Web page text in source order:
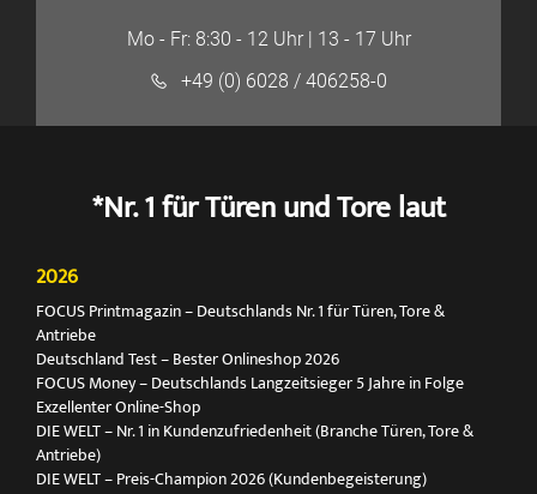
Mo - Fr: 8:30 - 12 Uhr | 13 - 17 Uhr
+49 (0) 6028 / 406258-0
*Nr. 1 für Türen und Tore laut
2026
FOCUS Printmagazin – Deutschlands Nr. 1 für Türen, Tore &
Antriebe
Deutschland Test – Bester Onlineshop 2026
FOCUS Money – Deutschlands Langzeitsieger 5 Jahre in Folge
Exzellenter Online-Shop
DIE WELT – Nr. 1 in Kundenzufriedenheit (Branche Türen, Tore &
Antriebe)
DIE WELT – Preis-Champion 2026 (Kundenbegeisterung)